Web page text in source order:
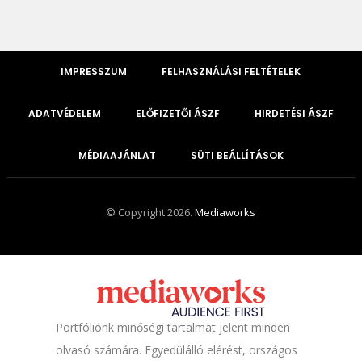
IMPRESSZUM FELHASZNÁLÁSI FELTÉTELEK
ADATVÉDELEM ELŐFIZETŐI ÁSZF HIRDETÉSI ÁSZF
MÉDIAAJÁNLAT SÜTI BEÁLLÍTÁSOK
© Copyright 2026.Mediaworks
Portfóliónk minőségi tartalmat jelent minden
olvasó számára. Egyedülálló elérést, országos